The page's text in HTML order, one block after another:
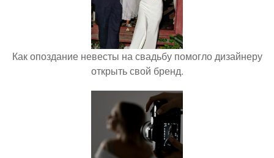
Как опоздание невесты на свадьбу помогло дизайнеру
открыть свой бренд.